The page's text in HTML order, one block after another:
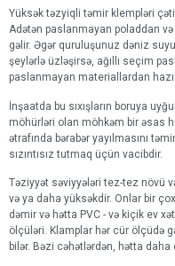
Yüksək təzyiqli təmir klempləri
Adətən paslanmayan poladdan
gəlir. Əgər quruluşunuz dəniz
şeylərlə üzləşirsə, ağıllı seçim
paslanmayan materiallardan
İnşaatda bu sıxışların boruya
möhürləri olan möhkəm bir əsas
ətrafında bərabər yayılmasını
sızıntısız tutmaq üçün vacibdir.
Təziyyət səviyyələri tez-tez növü
və ya daha yüksəkdir. Onlar bir
dəmir və hətta PVC - və kiçik ev
ölçüləri. Klamplar hər cür ölçüdə
bilər. Bəzi cəhətlərdən, hətta daha